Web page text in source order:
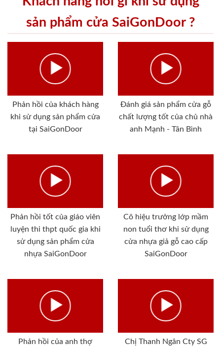
sản phẩm cửa SaiGonDoor ?
Phản hồi của khách hàng
khi sử dụng sản phẩm cửa
tại SaiGonDoor
Đánh giá sản phẩm cửa gỗ
chất lượng tốt của chủ nhà
anh Mạnh - Tân Bình
Phản hồi tốt của giáo viên
luyện thi thpt quốc gia khi
sử dụng sản phẩm cửa
nhựa SaiGonDoor
Cô hiệu trưởng lớp mầm
non tuổi thơ khi sử dụng
cửa nhựa giả gỗ cao cấp
SaiGonDoor
Phản hồi của anh thợ Chị Thanh Ngân Cty SG